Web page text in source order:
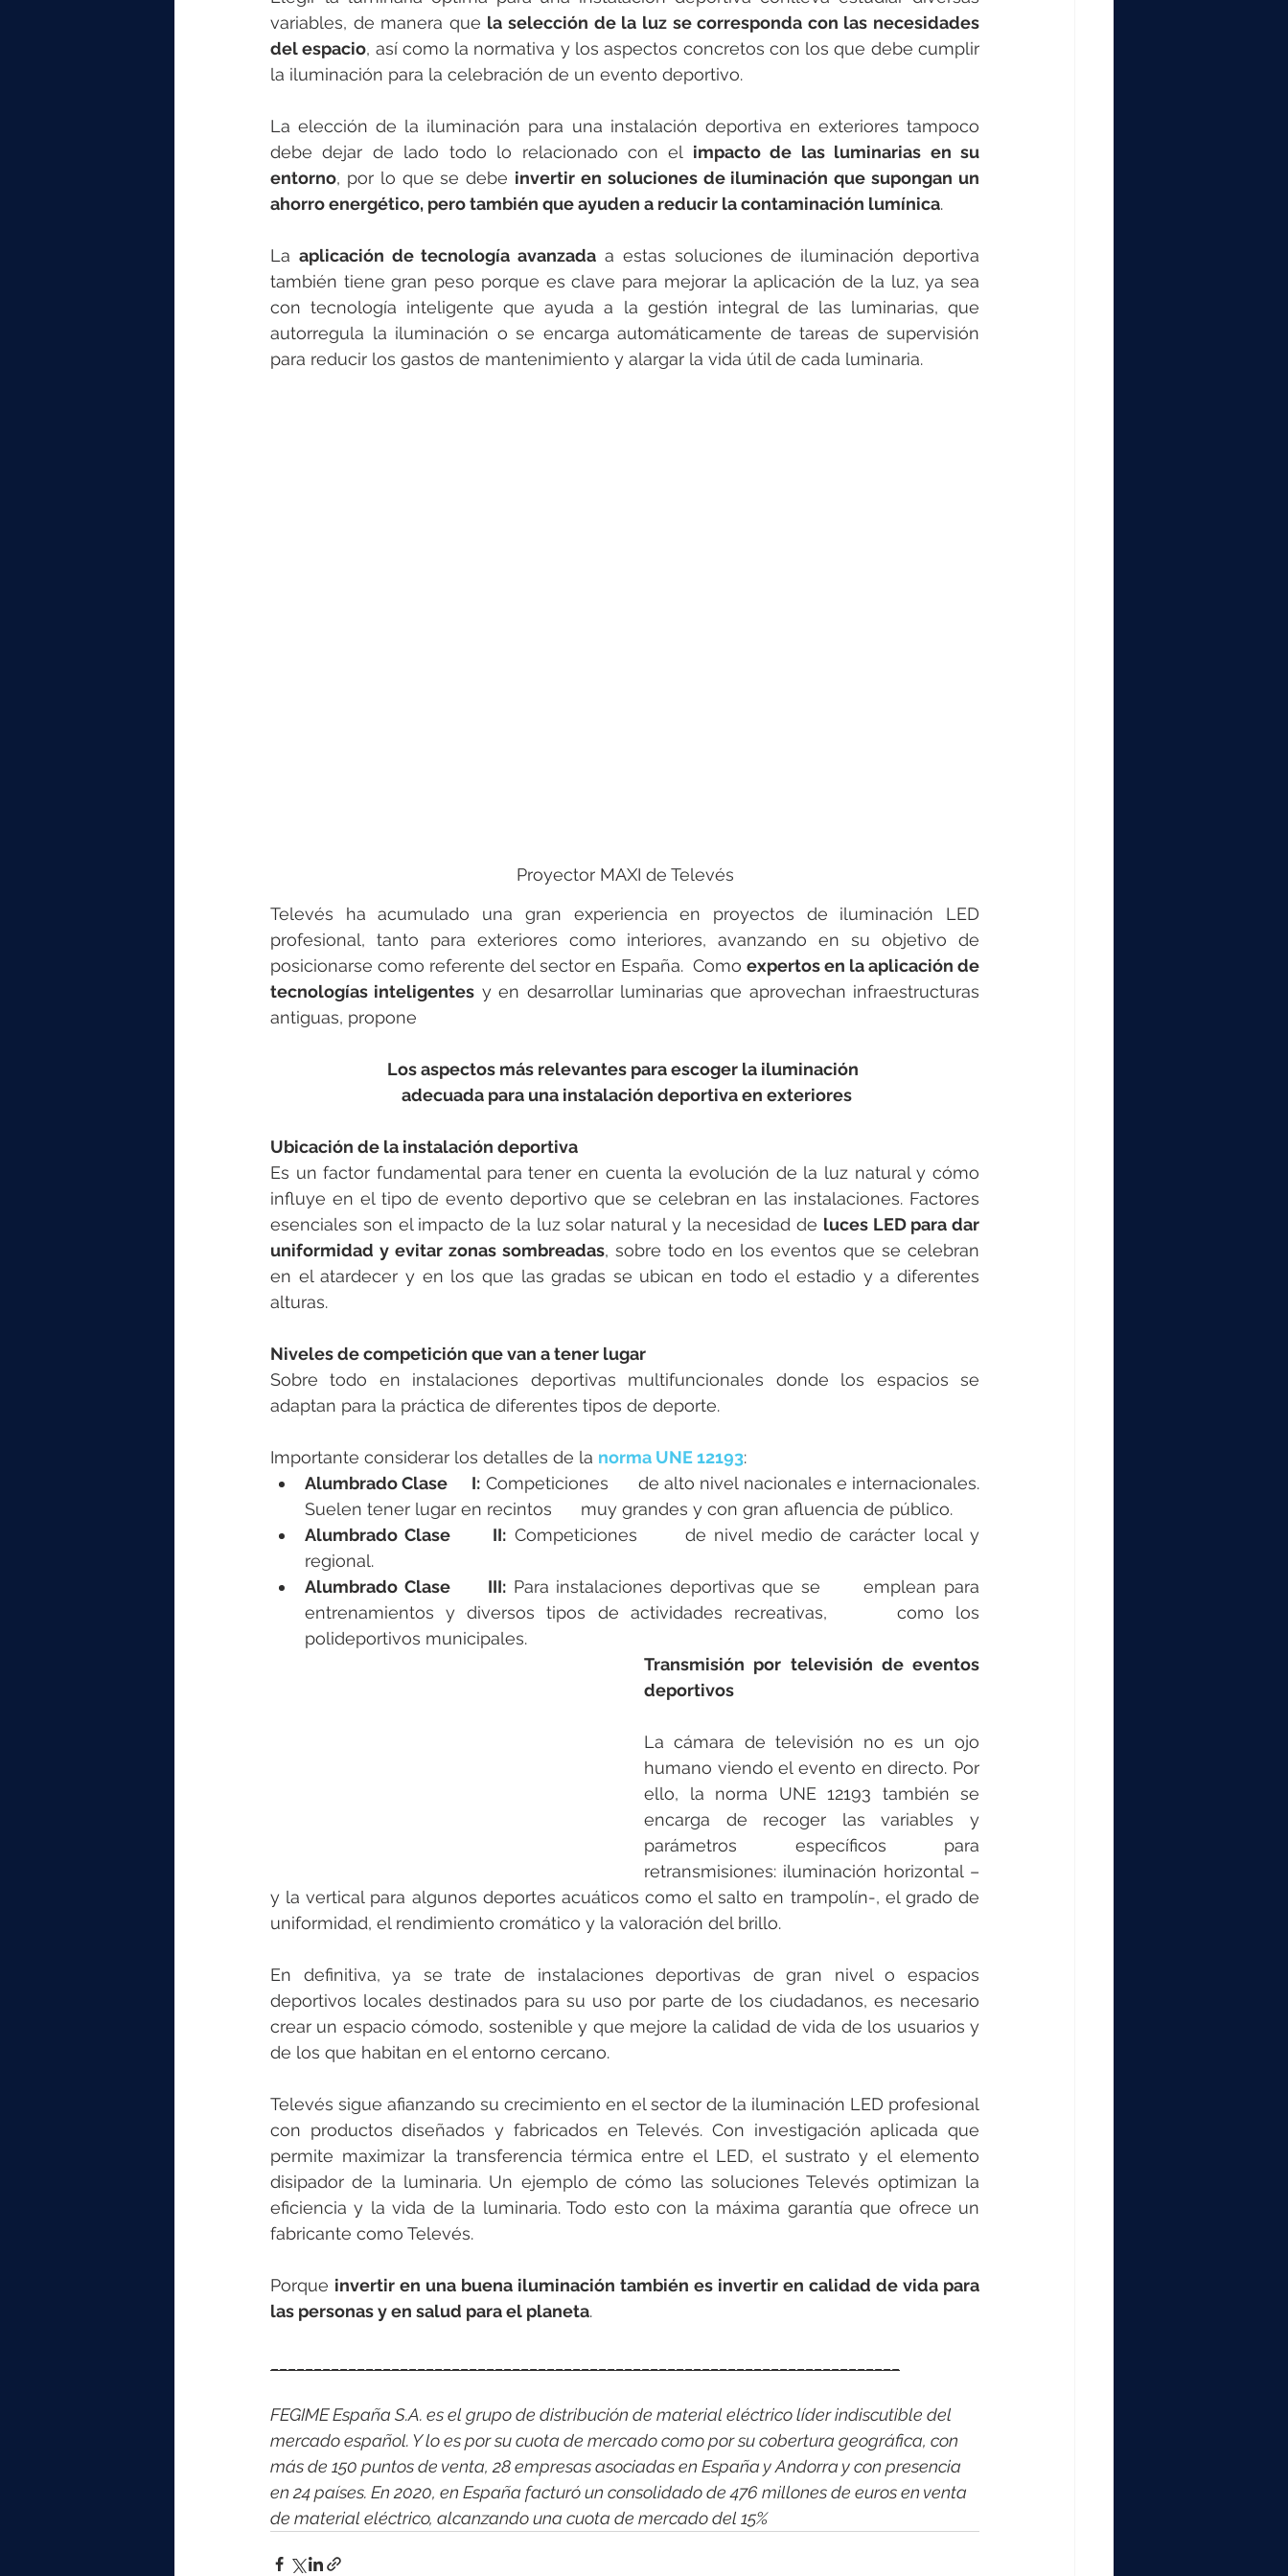
variables, de manera que la selección de la luz se corresponda con las necesidades
del espacio, así como la normativa y los aspectos concretos con los que debe cumplir
la iluminación para la celebración de un evento deportivo.
La elección de la iluminación para una instalación deportiva en exteriores tampoco
debe dejar de lado todo lo relacionado con el impacto de las luminarias en su
entorno, por lo que se debe invertir en soluciones de iluminación que supongan un
ahorro energético, pero también que ayuden a reducir la contaminación lumínica.
La aplicación de tecnología avanzada a estas soluciones de iluminación deportiva
también tiene gran peso porque es clave para mejorar la aplicación de la luz, ya sea
con tecnología inteligente que ayuda a la gestión integral de las luminarias, que
autorregula la iluminación o se encarga automáticamente de tareas de supervisión
para reducir los gastos de mantenimiento y alargar la vida útil de cada luminaria.
Proyector MAXI de Televés
Televés ha acumulado una gran experiencia en proyectos de iluminación LED
profesional, tanto para exteriores como interiores, avanzando en su objetivo de
posicionarse como referente del sector en España.  Como expertos en la aplicación de
tecnologías inteligentes y en desarrollar luminarias que aprovechan infraestructuras
antiguas, propone
Los aspectos más relevantes para escoger la iluminación
adecuada para una instalación deportiva en exteriores
Ubicación de la instalación deportiva
Es un factor fundamental para tener en cuenta la evolución de la luz natural y cómo
influye en el tipo de evento deportivo que se celebran en las instalaciones. Factores
esenciales son el impacto de la luz solar natural y la necesidad de luces LED para dar
uniformidad y evitar zonas sombreadas, sobre todo en los eventos que se celebran
en el atardecer y en los que las gradas se ubican en todo el estadio y a diferentes
alturas.
Niveles de competición que van a tener lugar
Sobre todo en instalaciones deportivas multifuncionales donde los espacios se
adaptan para la práctica de diferentes tipos de deporte.
Importante considerar los detalles de la norma UNE 12193:
Alumbrado Clase      I: Competiciones      de alto nivel nacionales e internacionales.
Suelen tener lugar en recintos      muy grandes y con gran afluencia de público.
Alumbrado Clase      II: Competiciones      de nivel medio de carácter local y
regional.
Alumbrado Clase      III: Para instalaciones deportivas que se      emplean para
entrenamientos y diversos tipos de actividades recreativas,      como los
polideportivos municipales.
Transmisión por televisión de eventos
deportivos
La cámara de televisión no es un ojo
humano viendo el evento en directo. Por
ello, la norma UNE 12193 también se
encarga de recoger las variables y
parámetros específicos para
retransmisiones: iluminación horizontal –
y la vertical para algunos deportes acuáticos como el salto en trampolín-, el grado de
uniformidad, el rendimiento cromático y la valoración del brillo.
En definitiva, ya se trate de instalaciones deportivas de gran nivel o espacios
deportivos locales destinados para su uso por parte de los ciudadanos, es necesario
crear un espacio cómodo, sostenible y que mejore la calidad de vida de los usuarios y
de los que habitan en el entorno cercano.
Televés sigue afianzando su crecimiento en el sector de la iluminación LED profesional
con productos diseñados y fabricados en Televés. Con investigación aplicada que
permite maximizar la transferencia térmica entre el LED, el sustrato y el elemento
disipador de la luminaria. Un ejemplo de cómo las soluciones Televés optimizan la
eficiencia y la vida de la luminaria. Todo esto con la máxima garantía que ofrece un
fabricante como Televés.
Porque invertir en una buena iluminación también es invertir en calidad de vida para
las personas y en salud para el planeta.
FEGIME España S.A. es el grupo de distribución de material eléctrico líder indiscutible del
mercado español. Y lo es por su cuota de mercado como por su cobertura geográfica, con
más de 150 puntos de venta, 28 empresas asociadas en España y Andorra y con presencia
en 24 países. En 2020, en España facturó un consolidado de 476 millones de euros en venta
de material eléctrico, alcanzando una cuota de mercado del 15%